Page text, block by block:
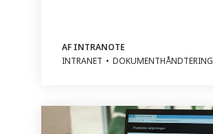
AF INTRANOTE
INTRANET
DOKUMENTHÅNDTERING